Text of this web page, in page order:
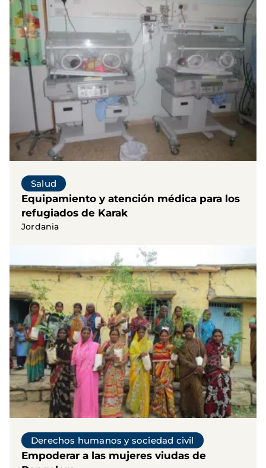
Salud
Equipamiento y atención médica para los
refugiados de Karak
Jordania
Derechos humanos y sociedad civil
Empoderar a las mujeres viudas de